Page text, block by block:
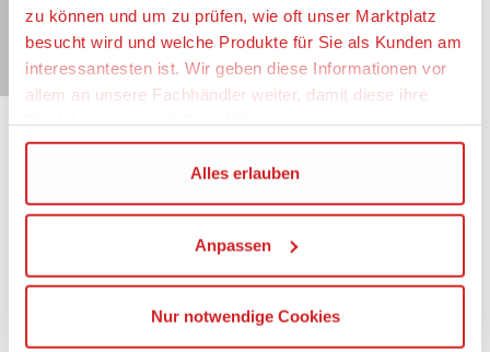
zu können und um zu prüfen, wie oft unser Marktplatz
besucht wird und welche Produkte für Sie als Kunden am
interessantesten ist. Wir geben diese Informationen vor
allem an unsere Fachhändler weiter, damit diese ihre
Wir verwenden den Google Tag Manager um weitere
Dienste einzubinden.
Wenn Sie auf „Alles erlauben“, klicken, werden ein Teil
Ihrer personenbezogener Daten in die USA übertragen.
Die USA ist ein Drittland, dass nicht von einem
Alles erlauben
Anpassen
Nur notwendige Cookies
E-Mail für Newsletteranmeldung
Impressum
Nutzungsbedingungen
Mitgliederportal